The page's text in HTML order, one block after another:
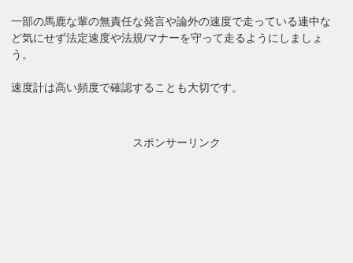
一部の馬鹿な輩の無責任な発言や論外の速度で走っている連中な
ど気にせず法定速度や法規/マナーを守って走るようにしましょ
う。
速度計は高い頻度で確認することも大切です。
スポンサーリンク